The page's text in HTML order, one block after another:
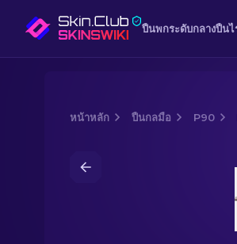
ปืนพกระดับกลางปืนไ
หน้าหลัก ปืนกลมือ P90